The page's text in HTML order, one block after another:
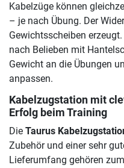
Kabelzüge können
– je nach Übung. Der
Gewichtsscheiben
nach Belieben mit
Gewicht an die Übungen
anpassen.
Kabelzugstation mit
Erfolg beim Training
Die Taurus
Zubehör und einer sehr
Lieferumfang gehören